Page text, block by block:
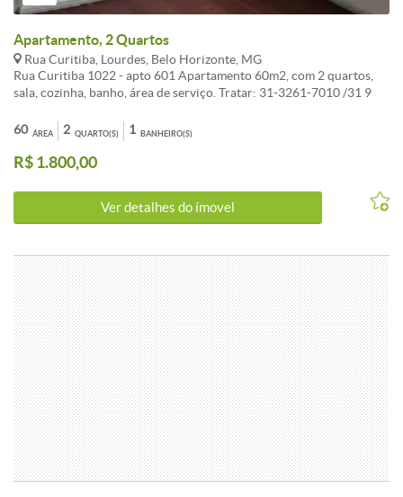
Apartamento, 2 Quartos
Rua Curitiba, Lourdes, Belo Horizonte, MG
Rua Curitiba 1022 - apto 601 Apartamento 60m2, com 2 quartos,
sala, cozinha, banho, área de serviço. Tratar: 31-3261-7010 /31 9
ÁREA
60 QUARTO(S)
2 BANHEIRO(S)
1
R$ 1.800,00
Ver detalhes do ímovel